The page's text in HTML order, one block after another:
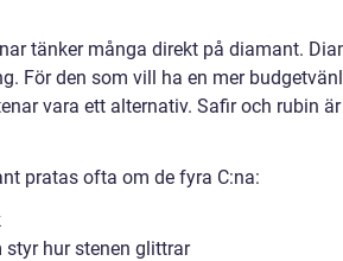
tänker många direkt på diamant.
För den som vill ha en mer
vara ett alternativ. Safir och rubin
pratas ofta om de fyra C:na:
styr hur stenen glittrar